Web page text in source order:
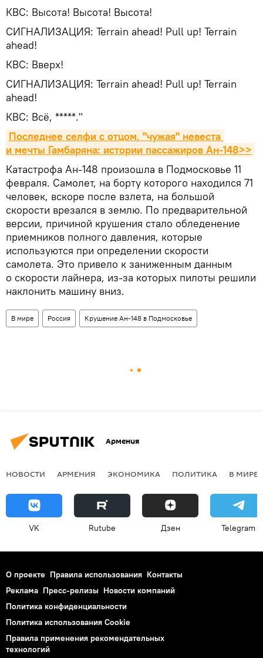
КВС: Высота! Высота! Высота!
СИГНАЛИЗАЦИЯ: Terrain ahead! Pull up! Terrain
ahead!
КВС: Вверх!
СИГНАЛИЗАЦИЯ: Terrain ahead! Pull up! Terrain
ahead!
КВС: Всё, *****."
Последнее селфи с отцом, "чужая" невеста
и мечты Гамбаряна: истории пассажиров Ан-148>>
Катастрофа Ан-148 произошла в Подмосковье 11
февраля. Самолет, на борту которого находился 71
человек, вскоре после взлета, на большой
скорости врезался в землю. По предварительной
версии, причиной крушения стало обледенение
приемников полного давления, которые
используются при определении скорости
самолета. Это привело к заниженным данным
о скорости лайнера, из-за которых пилоты решили
наклонить машину вниз.
В мире Россия Крушение Ан-148 в Подмосковье
Армения
НОВОСТИ АРМЕНИЯ ЭКОНОМИКА ПОЛИТИКА В МИРЕ
VK Rutube Дзен Telegram
О проекте Правила использования Контакты
Реклама Пресс-релизы Новости компаний
Политика конфиденциальности
Политика использования Cookie
Правила применения рекомендательных
технологий